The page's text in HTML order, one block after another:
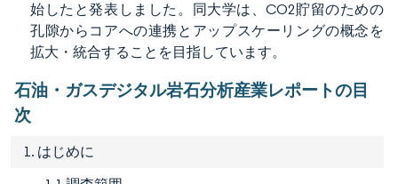
始したと発表しました。同大学は、CO2貯留のための
孔隙からコアへの連携とアップスケーリングの概念を
拡大・統合することを目指しています。
石油・ガスデジタル岩石分析産業レポートの目
次
1. はじめに